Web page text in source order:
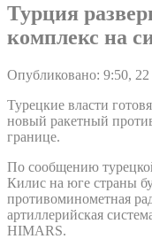
Турция
комплекс на
Опубликовано: 9:50,
Турецкие власти
новый ракетный
границе.
По сообщению
Килис на юге страны
противоминометная
артиллерийская
HIMARS.